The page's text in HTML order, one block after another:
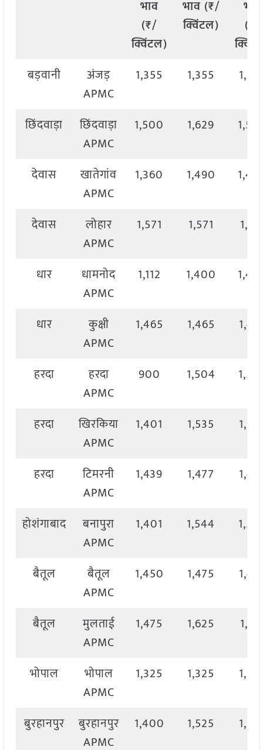
भाव
(₹/
क्विंटल)
भाव (₹/
क्विंटल)
भाव
(₹/
बड़वानी
अंजड़
APMC
1,355 1,355
छिंदवाड़ा
छिंदवाड़ा
APMC
1,500 1,629
देवास
खातेगांव
APMC
1,360 1,490
देवास
लोहार
APMC
1,571 1,571
धार
धामनोद
APMC
1,112 1,400
धार
कुक्षी
APMC
1,465 1,465
हरदा
हरदा
APMC
900 1,504
हरदा
खिरकिया
APMC
1,401 1,535
हरदा
टिमरनी
APMC
1,439 1,477
होशंगाबाद
बनापुरा
APMC
1,401 1,544
बैतूल
बैतूल
APMC
1,450 1,475
बैतूल
मुलताई
APMC
1,475 1,625
भोपाल
भोपाल
APMC
1,325 1,325
बुरहानपुर
बुरहानपुर
APMC
1,400 1,525